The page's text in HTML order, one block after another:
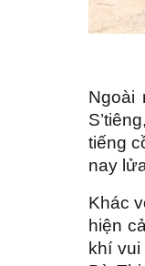
Ngoài
tiếng
nay
Khác
hiện
khí vui